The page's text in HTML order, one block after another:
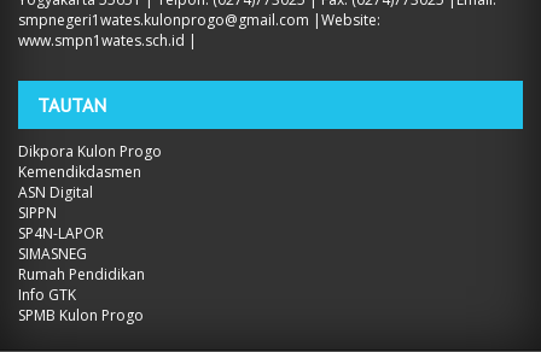
smpnegeri1wates.kulonprogo@gmail.com |Website:
www.smpn1wates.sch.id |
TAUTAN
Dikpora Kulon Progo
Kemendikdasmen
ASN Digital
SIPPN
SP4N-LAPOR
SIMASNEG
Rumah Pendidikan
Info GTK
SPMB Kulon Progo